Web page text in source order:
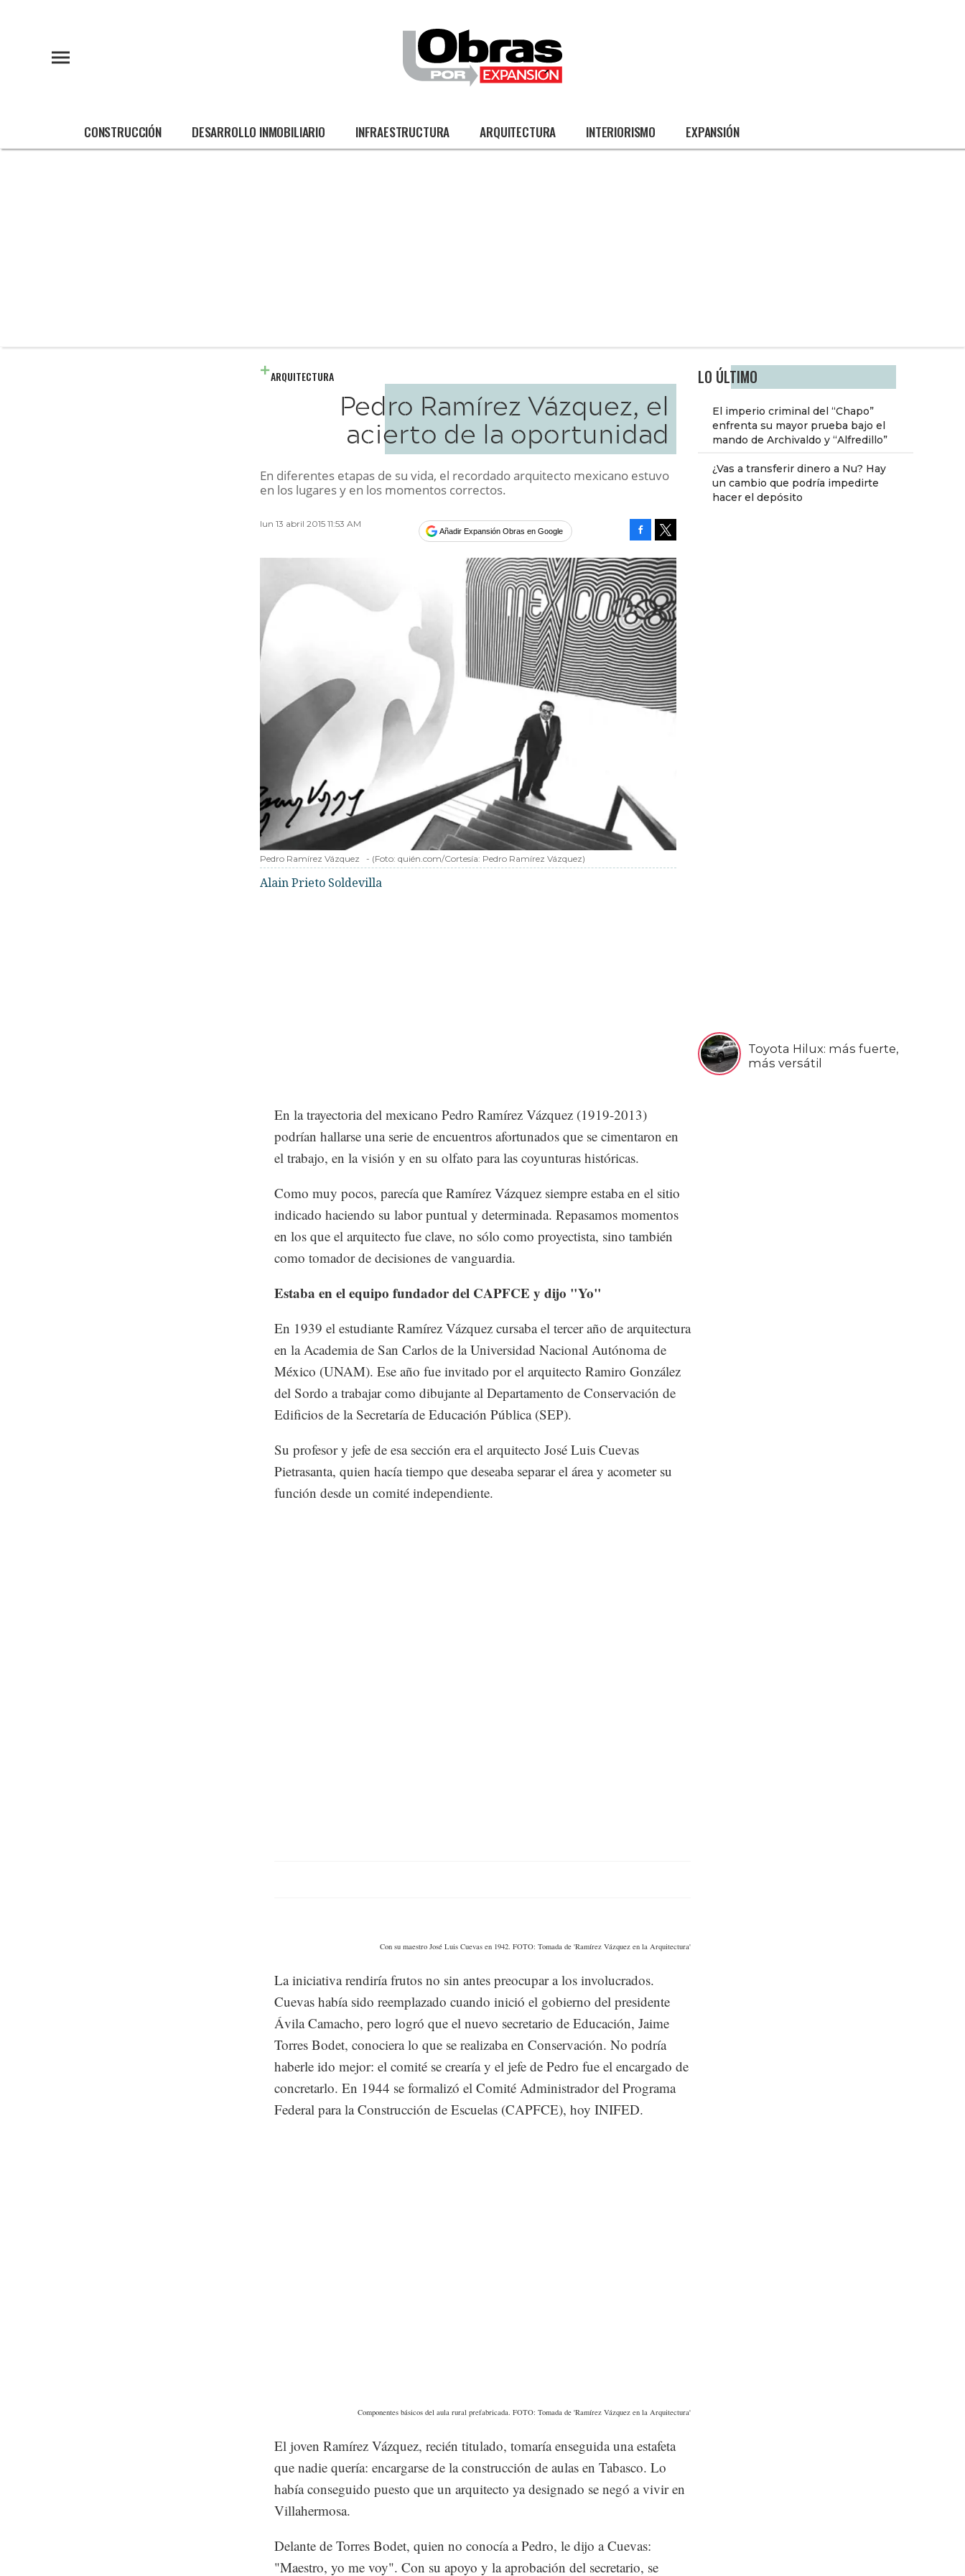
CONSTRUCCIÓN DESARROLLO INMOBILIARIO INFRAESTRUCTURA ARQUITECTURA INTERIORISMO EXPANSIÓN
LO ÚLTIMO
El imperio criminal del “Chapo”
enfrenta su mayor prueba bajo el
mando de Archivaldo y “Alfredillo”
¿Vas a transferir dinero a Nu? Hay
un cambio que podría impedirte
hacer el depósito
Toyota Hilux: más fuerte,
más versátil
ARQUITECTURA
Pedro Ramírez Vázquez, el
acierto de la oportunidad
En diferentes etapas de su vida, el recordado arquitecto mexicano estuvo
en los lugares y en los momentos correctos.
lun 13 abril 2015 11:53 AM
Añadir Expansión Obras en Google
Pedro Ramírez Vázquez - (Foto: quién.com/Cortesía: Pedro Ramírez Vázquez)
Alain Prieto Soldevilla
En la trayectoria del mexicano Pedro Ramírez Vázquez (1919-2013)
podrían hallarse una serie de encuentros afortunados que se cimentaron en
el trabajo, en la visión y en su olfato para las coyunturas históricas.
Como muy pocos, parecía que Ramírez Vázquez siempre estaba en el sitio
indicado haciendo su labor puntual y determinada. Repasamos momentos
en los que el arquitecto fue clave, no sólo como proyectista, sino también
como tomador de decisiones de vanguardia.
Estaba en el equipo fundador del CAPFCE y dijo "Yo"
En 1939 el estudiante Ramírez Vázquez cursaba el tercer año de arquitectura
en la Academia de San Carlos de la Universidad Nacional Autónoma de
México (UNAM). Ese año fue invitado por el arquitecto Ramiro González
del Sordo a trabajar como dibujante al Departamento de Conservación de
Edificios de la Secretaría de Educación Pública (SEP).
Su profesor y jefe de esa sección era el arquitecto José Luis Cuevas
Pietrasanta, quien hacía tiempo que deseaba separar el área y acometer su
función desde un comité independiente.
Con su maestro José Luis Cuevas en 1942. FOTO: Tomada de 'Ramírez Vázquez en la Arquitectura'
La iniciativa rendiría frutos no sin antes preocupar a los involucrados.
Cuevas había sido reemplazado cuando inició el gobierno del presidente
Ávila Camacho, pero logró que el nuevo secretario de Educación, Jaime
Torres Bodet, conociera lo que se realizaba en Conservación. No podría
haberle ido mejor: el comité se crearía y el jefe de Pedro fue el encargado de
concretarlo. En 1944 se formalizó el Comité Administrador del Programa
Federal para la Construcción de Escuelas (CAPFCE), hoy INIFED.
Componentes básicos del aula rural prefabricada. FOTO: Tomada de 'Ramírez Vázquez en la Arquitectura'
El joven Ramírez Vázquez, recién titulado, tomaría enseguida una estafeta
que nadie quería: encargarse de la construcción de aulas en Tabasco. Lo
había conseguido puesto que un arquitecto ya designado se negó a vivir en
Villahermosa.
Delante de Torres Bodet, quien no conocía a Pedro, le dijo a Cuevas:
"Maestro, yo me voy". Con su apoyo y la aprobación del secretario, se